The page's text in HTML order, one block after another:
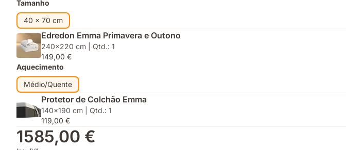
Tamanho
40 x 70 cm
Edredon Emma Primavera e Outono
240x220 cm | Qtd.: 1
149,00 €
Aquecimento
Médio/Quente
Protetor de Colchão Emma
140x190 cm | Qtd.: 1
119,00 €
1585,00 €